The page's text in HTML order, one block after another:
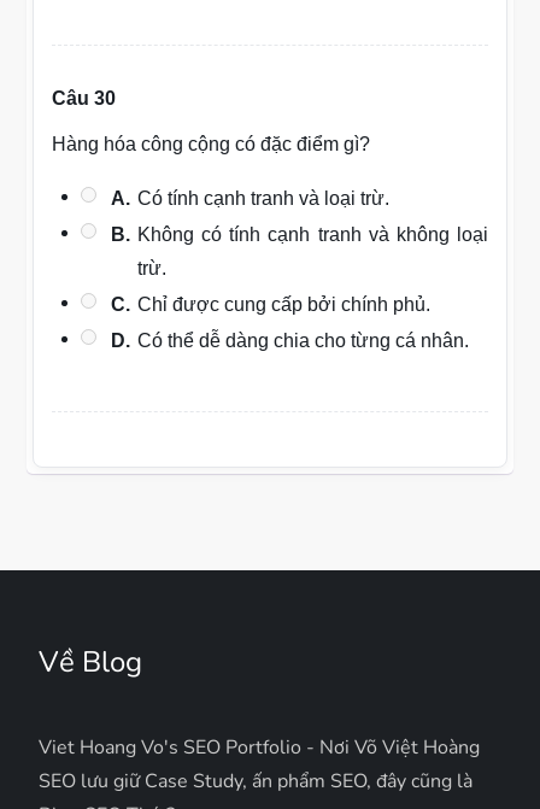
Câu 30
Hàng hóa công cộng có đặc điểm gì?
A. Có tính cạnh tranh và loại trừ.
B. Không có tính cạnh tranh và không loại
trừ.
C. Chỉ được cung cấp bởi chính phủ.
D. Có thể dễ dàng chia cho từng cá nhân.
Về Blog
Viet Hoang Vo's SEO Portfolio - Nơi Võ Việt Hoàng
SEO lưu giữ Case Study, ấn phẩm SEO, đây cũng là